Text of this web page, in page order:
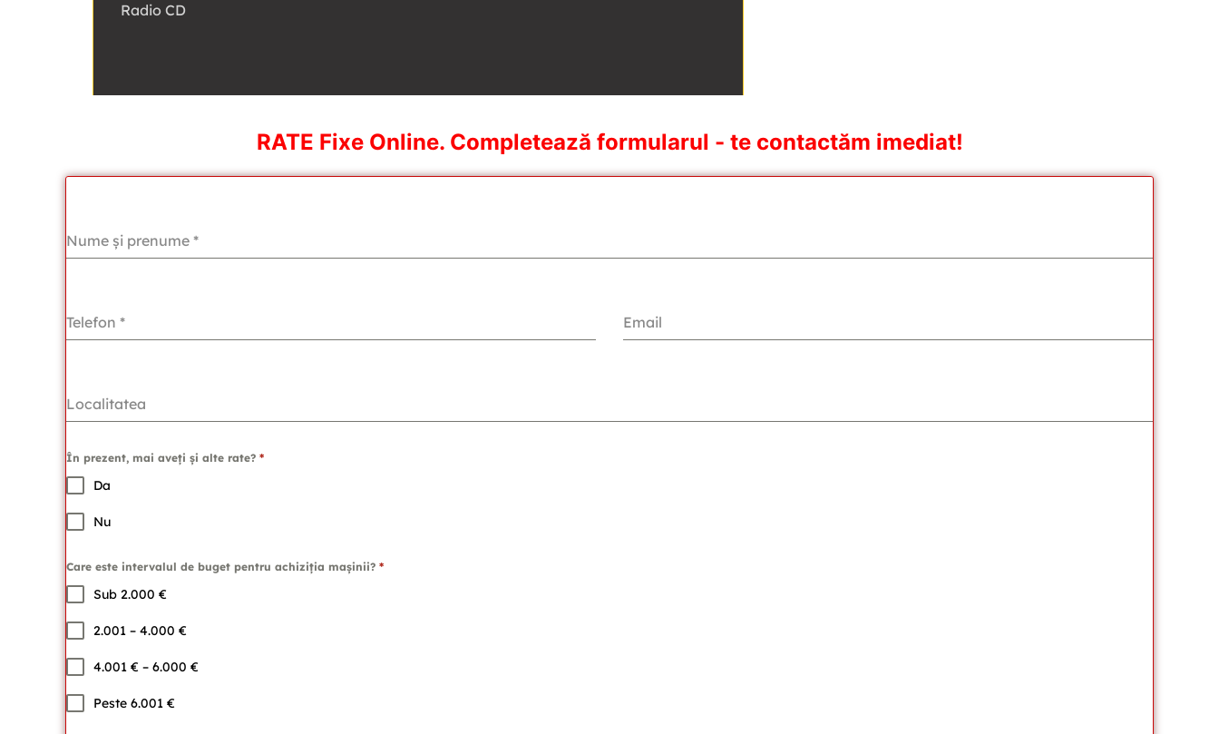
Radio CD
RATE Fixe Online. Completează formularul - te contactăm imediat!
Nume și prenume *
Telefon * Email
Localitatea
În prezent, mai aveți și alte rate? *
Da
Nu
Care este intervalul de buget pentru achiziția mașinii? *
Sub 2.000 €
2.001 – 4.000 €
4.001 € – 6.000 €
Peste 6.001 €